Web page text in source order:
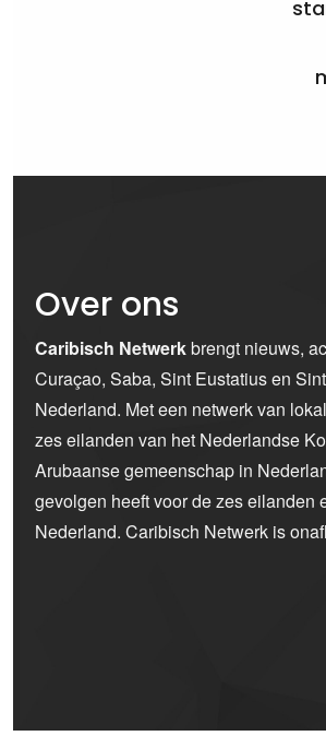
Over ons
Caribisch Netwerkbrengt nieuws,
Curaçao, Saba, Sint Eustatius en
Nederland. Met een netwerk van
zes eilanden van het Nederlandse
Arubaanse gemeenschap in
gevolgen heeft voor de zes eilanden
Nederland. Caribisch Netwerk is